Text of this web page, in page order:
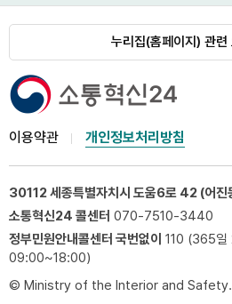
누리집(홈페이지) 관련
이용약관 개인정보처리방침
30112 세종특별자치시 도움6로 42 (어진
소통혁신24 콜센터 070-7510-3440
정부민원안내콜센터 국번없이 110 (365일
09:00~18:00)
© Ministry of the Interior and